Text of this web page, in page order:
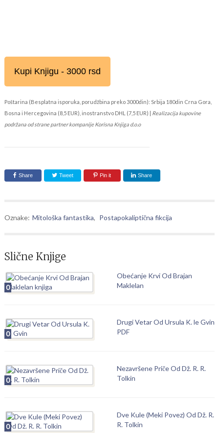
Kupi Knjigu - 3000 rsd
Poštarina (Besplatna isporuka, porudžbina preko 3000din): Srbija 180din Crna Gora,
Bosna i Hercegovina (8,5 EUR), inostranstvo DHL (7,5 EUR) | Realizacija kupovine
podržana od strane partner kompanije Korisna Knjiga d.o.o
Share Tweet Pin it Share
Oznake: Mitološka fantastika, Postapokaliptična fikcija
Slične Knjige
0
Obećanje Krvi Od Brajan
Maklelan
0
Drugi Vetar Od Ursula K. le Gvin
PDF
0
Nezavršene Priče Od Dž. R. R.
Tolkin
0
Dve Kule (Meki Povez) Od Dž. R.
R. Tolkin